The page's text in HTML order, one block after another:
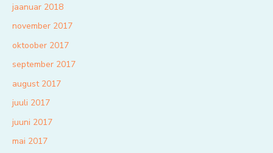
jaanuar 2018
november 2017
oktoober 2017
september 2017
august 2017
juuli 2017
juuni 2017
mai 2017